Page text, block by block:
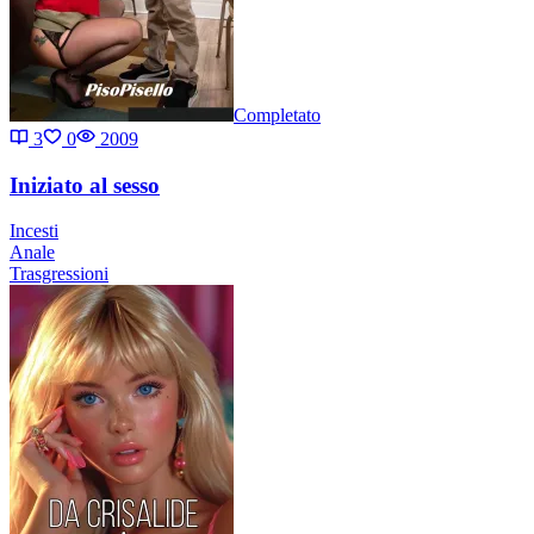
Completato
3
0 2009
Iniziato al sesso
Incesti
Anale
Trasgressioni